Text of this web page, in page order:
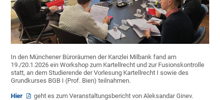
In den Münchener Büroräumen der Kanzlei Milbank fand am
19./20.1.2026 ein Workshop zum Kartellrecht und zur Fusionskontrolle
statt, an dem Studierende der Vorlesung Kartellrecht I sowie des
Grundkurses BGB I (Prof. Bien) teilnahmen.
Hier geht es zum Veranstaltungsbericht von Aleksandar Ginev.